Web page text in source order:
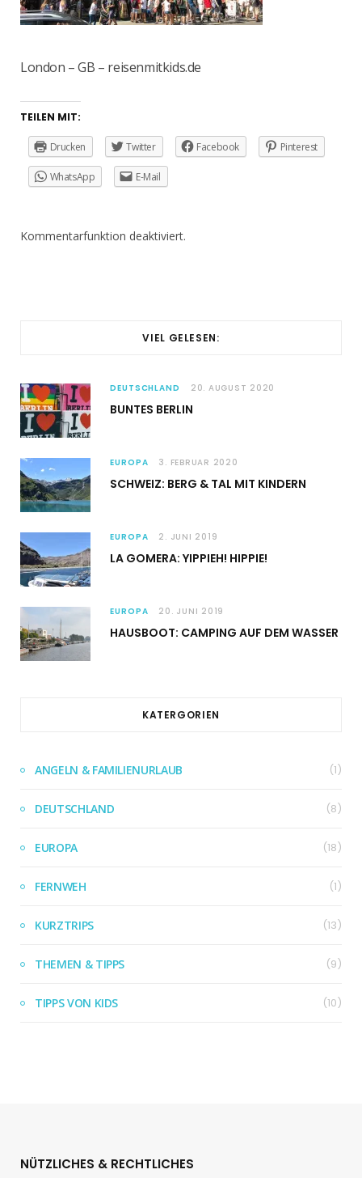
London – GB – reisenmitkids.de
TEILEN MIT:
Drucken Twitter Facebook Pinterest
WhatsApp E-Mail
Kommentarfunktion deaktiviert.
VIEL GELESEN:
DEUTSCHLAND 20. AUGUST 2020
BUNTES BERLIN
EUROPA 3. FEBRUAR 2020
SCHWEIZ: BERG & TAL MIT KINDERN
EUROPA 2. JUNI 2019
LA GOMERA: YIPPIEH! HIPPIE!
EUROPA 20. JUNI 2019
HAUSBOOT: CAMPING AUF DEM WASSER
KATERGORIEN
ANGELN & FAMILIENURLAUB (1)
DEUTSCHLAND (8)
EUROPA (18)
FERNWEH (1)
KURZTRIPS (13)
THEMEN & TIPPS (9)
TIPPS VON KIDS (10)
NÜTZLICHES & RECHTLICHES